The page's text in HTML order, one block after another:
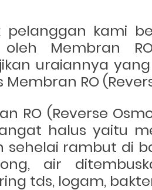
pelanggan kami
oleh Membran
uraiannya
Membran RO
RO (Reverse
halus yaitu
sehelai rambut di
air
tds, logam,